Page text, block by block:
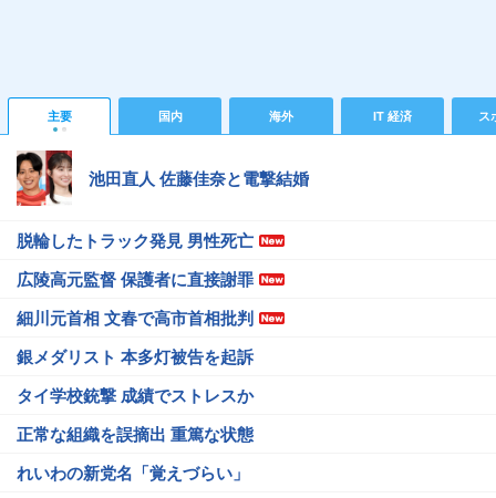
主要 国内 海外 IT 経済 ス
池田直人 佐藤佳奈と電撃結婚
脱輪したトラック発見 男性死亡
広陵高元監督 保護者に直接謝罪
細川元首相 文春で高市首相批判
銀メダリスト 本多灯被告を起訴
タイ学校銃撃 成績でストレスか
正常な組織を誤摘出 重篤な状態
れいわの新党名「覚えづらい」